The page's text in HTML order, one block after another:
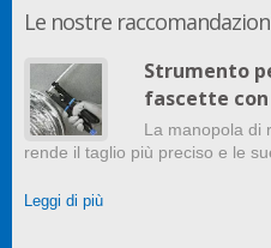
Le nostre
Strumento
fascette
La manopola
rende il taglio più preciso e le
Leggi di più